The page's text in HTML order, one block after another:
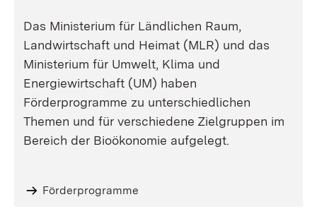
Das Ministerium für Ländlichen Raum,
Landwirtschaft und Heimat (MLR) und das
Ministerium für Umwelt, Klima und
Energiewirtschaft (UM) haben
Förderprogramme zu unterschiedlichen
Themen und für verschiedene Zielgruppen im
Bereich der Bioökonomie aufgelegt.
Förderprogramme